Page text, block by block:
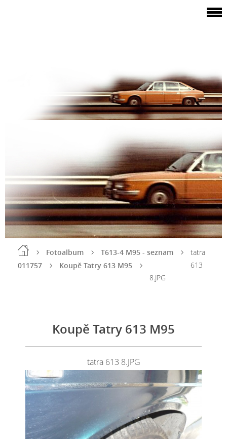
Fotoalbum
T613-4 M95 - seznam
011757
Koupě Tatry 613 M95
tatra
613
8.JPG
Koupě Tatry 613 M95
tatra 613 8.JPG